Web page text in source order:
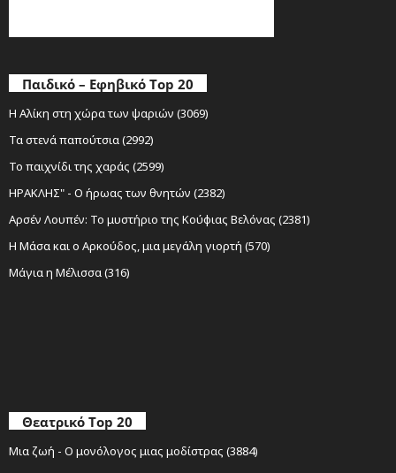
Παιδικό – Εφηβικό Top 20
Η Αλίκη στη χώρα των ψαριών (3069)
Τα στενά παπούτσια (2992)
Το παιχνίδι της χαράς (2599)
ΗΡΑΚΛΗΣ" - Ο ήρωας των θνητών (2382)
Αρσέν Λουπέν: Το μυστήριο της Κούφιας Βελόνας (2381)
Η Μάσα και ο Αρκούδος, μια μεγάλη γιορτή (570)
Μάγια η Μέλισσα (316)
Θεατρικό Top 20
Μια ζωή - Ο μονόλογος μιας μοδίστρας (3884)